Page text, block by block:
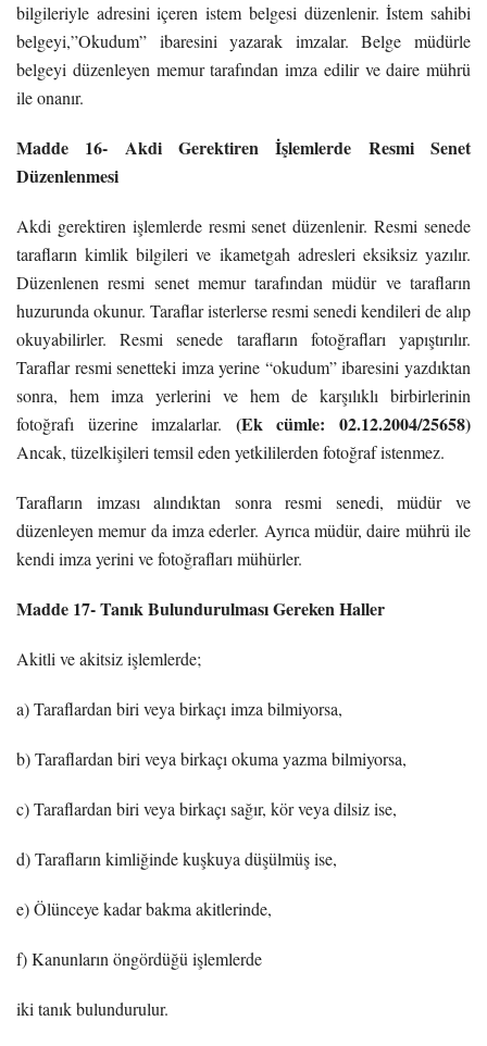
bilgileriyle adresini içeren istem belgesi düzenlenir. İstem sahibi
belgeyi,”Okudum” ibaresini yazarak imzalar. Belge müdürle
belgeyi düzenleyen memur tarafından imza edilir ve daire mührü
ile onanır.
Madde 16- Akdi Gerektiren İşlemlerde Resmi Senet
Düzenlenmesi
Akdi gerektiren işlemlerde resmi senet düzenlenir. Resmi senede
tarafların kimlik bilgileri ve ikametgah adresleri eksiksiz yazılır.
Düzenlenen resmi senet memur tarafından müdür ve tarafların
huzurunda okunur. Taraflar isterlerse resmi senedi kendileri de alıp
okuyabilirler. Resmi senede tarafların fotoğrafları yapıştırılır.
Taraflar resmi senetteki imza yerine “okudum” ibaresini yazdıktan
sonra, hem imza yerlerini ve hem de karşılıklı birbirlerinin
fotoğrafı üzerine imzalarlar. (Ek cümle: 02.12.2004/25658)
Ancak, tüzelkişileri temsil eden yetkililerden fotoğraf istenmez.
Tarafların imzası alındıktan sonra resmi senedi, müdür ve
düzenleyen memur da imza ederler. Ayrıca müdür, daire mührü ile
kendi imza yerini ve fotoğrafları mühürler.
Madde 17- Tanık Bulundurulması Gereken Haller
Akitli ve akitsiz işlemlerde;
a) Taraflardan biri veya birkaçı imza bilmiyorsa,
b) Taraflardan biri veya birkaçı okuma yazma bilmiyorsa,
c) Taraflardan biri veya birkaçı sağır, kör veya dilsiz ise,
d) Tarafların kimliğinde kuşkuya düşülmüş ise,
e) Ölünceye kadar bakma akitlerinde,
f) Kanunların öngördüğü işlemlerde
iki tanık bulundurulur.